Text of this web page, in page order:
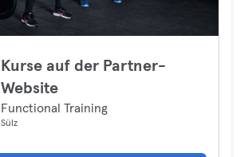
Kurse auf der Partner-
Website
Functional Training
Sülz